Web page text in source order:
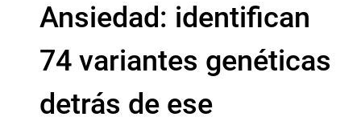
Ansiedad: identifican
74 variantes genéticas
detrás de ese